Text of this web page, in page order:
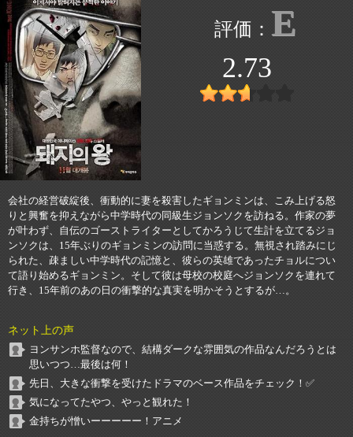
E
2.73
会社の経営破綻後、衝動的に妻を殺害したギョンミンは、こみ上げる怒
りと興奮を抑えながら中学時代の同級生ジョンソクを訪ねる。作家の夢
が叶わず、自伝のゴーストライターとしてかろうじて生計を立てるジョ
ンソクは、15年ぶりのギョンミンの訪問に当惑する。無視され踏みにじ
られた、疎ましい中学時代の記憶と、彼らの英雄であったチョルについ
て語り始めるギョンミン。そして彼は母校の校庭へジョンソクを連れて
行き、15年前のあの日の衝撃的な真実を明かそうとするが…。
ネット上の声
ヨンサンホ監督なので、結構ダークな雰囲気の作品なんだろうとは
思いつつ…最後は何！
先日、大きな衝撃を受けたドラマのベース作品をチェック！✅
気になってたやつ、やっと観れた！
金持ちが憎いーーーーー！アニメ